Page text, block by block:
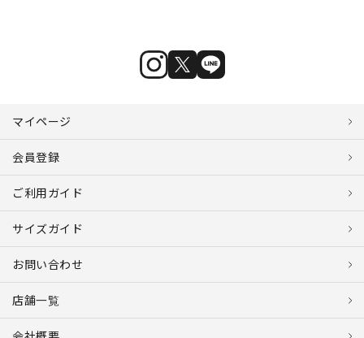
マイページ
会員登録
ご利用ガイド
サイズガイド
お問い合わせ
店舗一覧